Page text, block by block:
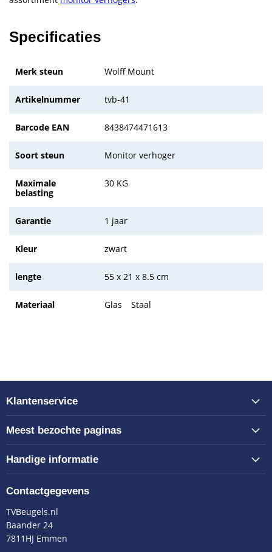
Specificaties
Merk steun Wolff Mount
Artikelnummer tvb-41
Barcode EAN 8438474471613
Soort steun Monitor verhoger
Maximale
belasting
30 KG
Garantie 1 jaar
Kleur zwart
lengte 55 x 21 x 8.5 cm
Materiaal Glas Staal
Klantenservice
Meest bezochte paginas
Handige informatie
Contactgegevens
TVBeugels.nl
Baander 24
7811HJ Emmen